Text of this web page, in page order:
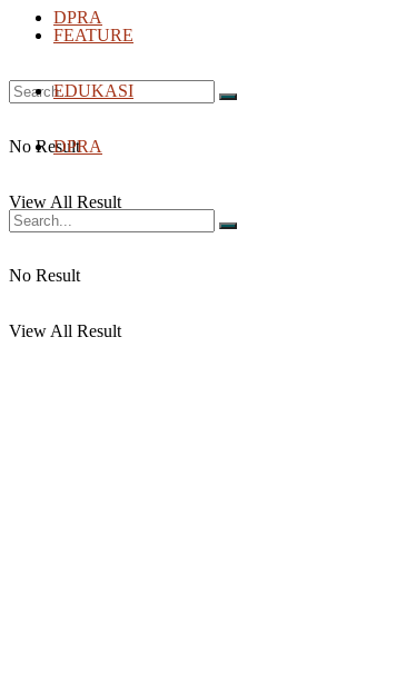
DPRA
No Result
View All Result
FEATURE
EDUKASI
DPRA
No Result
View All Result